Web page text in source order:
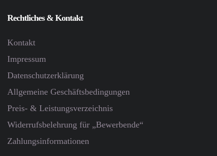
Rechtliches & Kontakt
Kontakt
Impressum
Datenschutz­erklärung
Allgemeine Geschäftsbedingungen
Preis- & Leistungsverzeichnis
Widerrufsbelehrung für „Bewerbende“
Zahlungsinformationen